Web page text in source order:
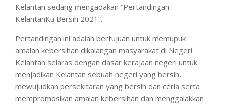
Kelantan sedang mengadakan “Pertandingan
KelantanKu Bersih 2021”.
Pertandingan ini adalah bertujuan untuk memupuk
amalan kebersihan dikalangan masyarakat di Negeri
Kelantan selaras dengan dasar kerajaan negeri untuk
menjadikan Kelantan sebuah negeri yang bersih,
mewujudkan persekitaran yang bersih dan ceria serta
mempromosikan amalan kebersihan dan menggalakkan